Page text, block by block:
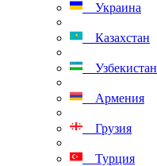
Украина
Казахстан
Узбекистан
Армения
Грузия
Турция